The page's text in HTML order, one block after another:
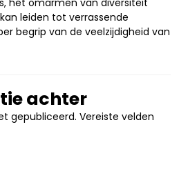
het omarmen van diversiteit
leiden tot verrassende
begrip van de veelzijdigheid van
achter
gepubliceerd. Vereiste velden